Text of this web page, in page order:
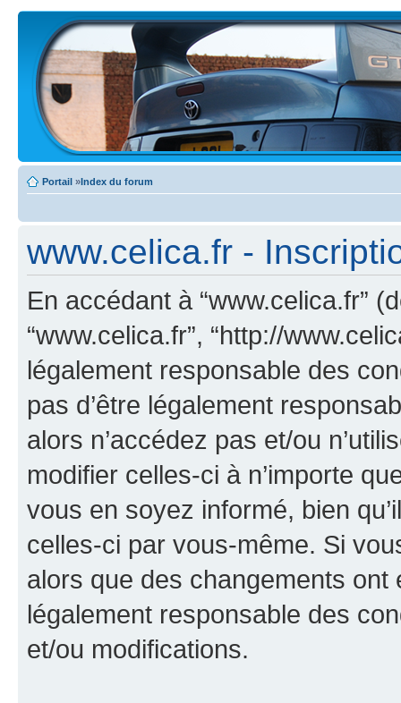
Portail »Index du forum
www.celica.fr -
En accédant à “www.celica.fr”
“www.celica.fr”, “http://
légalement responsable des
pas d’être légalement
alors n’accédez pas et/ou
modifier celles-ci à n’importe
vous en soyez informé, bien
celles-ci par vous-même. Si
alors que des changements ont
légalement responsable des
et/ou modifications.